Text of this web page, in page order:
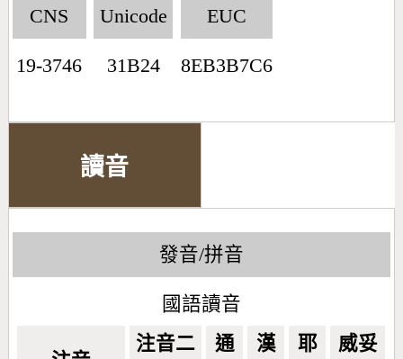
CNS
19-3746
Unicode
31B24
EUC
8EB3B7C6
讀音
發音/拼音
國語讀音
注音二 通 漢 耶 威妥